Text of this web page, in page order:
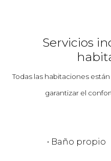
Servicios
Todas las habitaciones
garantizar el
• Baño propio